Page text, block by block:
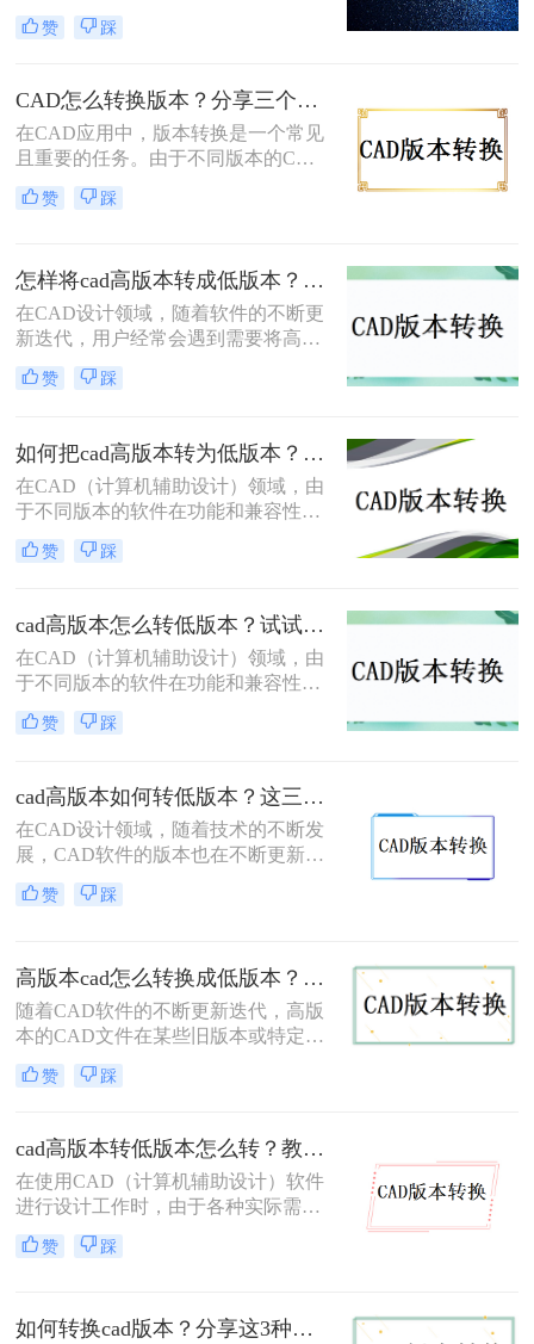
转换为另一个版本的情况。这可能是
因为不同的软件版本具有不同的功能
件与使用不同版本CAD软件的用户共
享。下面，我将介绍几种常见的CAD
版本怎么转换方法。
赞 踩
CAD怎么转换版本？分享三个简单转换方法！
在CAD应用中，版本转换是一个常见
且重要的任务。由于不同版本的CAD
软件可能具有不同的文件格式和功
能，因此需要将文件从一个版本转换
绍三种实用的cad版本转换方法，帮助
您轻松完成转换工作。
赞 踩
怎样将cad高版本转成低版本？分享3种实用的方法~！
在CAD设计领域，随着软件的不断更
新迭代，用户经常会遇到需要将高版
本的CAD文件转换为低版本以便在不
同版本的CAD软件中打开或共享的情
呢？本文将详细介绍几种将CAD高版
本转换成低版本的方法，帮助用户轻
松应对这一需求。
赞 踩
如何把cad高版本转为低版本？这3个方法轻松转换cad图纸版本！
在CAD（计算机辅助设计）领域，由
于不同版本的软件在功能和兼容性上
存在差异，有时需要将高版本的CAD
文件转换为低版本以确保其能在特定
如何把cad高版本转为低版本呢？以下
是一些常用的方法来实现CAD高版本
到低版本的转换。
赞 踩
cad高版本怎么转低版本？试试看这三个方法！
在CAD（计算机辅助设计）领域，由
于不同版本的软件在功能和兼容性上
的差异，经常需要将高版本的CAD文
件转换为低版本以满足特定的软件版
容性。那么cad高版本怎么转低版本
呢？以下将详细介绍几种将CAD高版
本转换为低版本的方法。
赞 踩
cad高版本如何转低版本？这三种方法很好用！
在CAD设计领域，随着技术的不断发
展，CAD软件的版本也在不断更新。
然而，由于各种原因，我们有时需要
将高版本的CAD文件转换为低版本，
转低版本呢？本文将详细介绍CAD高
版本转低版本的几种方法，帮助大家
高效、准确地完成这一操作。
赞 踩
高版本cad怎么转换成低版本？这三个转换方法非常简单！
随着CAD软件的不断更新迭代，高版
本的CAD文件在某些旧版本或特定需
求的场景下可能无法直接打开或编
辑。因此，将高版本CAD转换成低版
本cad怎么转换成低版本呢？下面将详
细介绍几种将高版本CAD转换成低版
本的方法，供您参考。
赞 踩
cad高版本转低版本怎么转？教你3个小妙招轻松搞定！
在使用CAD（计算机辅助设计）软件
进行设计工作时，由于各种实际需
求，我们常常需要将CAD文件从高版
本转换为低版本。这可能是因为旧版
而需要降低版本。那么cad高版本转低
赞 踩
如何转换cad版本？分享这3种简单的方法！